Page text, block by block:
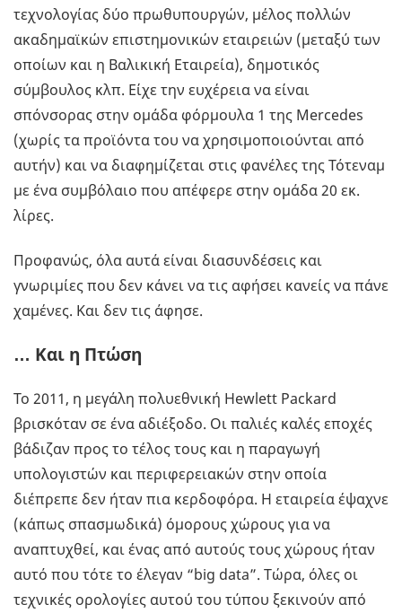
τεχνολογίας δύο πρωθυπουργών, μέλος πολλών
ακαδημαϊκών επιστημονικών εταιρειών (μεταξύ των
οποίων και η Βαλικική Εταιρεία), δημοτικός
σύμβουλος κλπ. Είχε την ευχέρεια να είναι
σπόνσορας στην ομάδα φόρμουλα 1 της Mercedes
(χωρίς τα προϊόντα του να χρησιμοποιούνται από
αυτήν) και να διαφημίζεται στις φανέλες της Τότεναμ
με ένα συμβόλαιο που απέφερε στην ομάδα 20 εκ.
λίρες.
Προφανώς, όλα αυτά είναι διασυνδέσεις και
γνωριμίες που δεν κάνει να τις αφήσει κανείς να πάνε
χαμένες. Και δεν τις άφησε.
… Και η Πτώση
Το 2011, η μεγάλη πολυεθνική Hewlett Packard
βρισκόταν σε ένα αδιέξοδο. Οι παλιές καλές εποχές
βάδιζαν προς το τέλος τους και η παραγωγή
υπολογιστών και περιφερειακών στην οποία
διέπρεπε δεν ήταν πια κερδοφόρα. Η εταιρεία έψαχνε
(κάπως σπασμωδικά) όμορους χώρους για να
αναπτυχθεί, και ένας από αυτούς τους χώρους ήταν
αυτό που τότε το έλεγαν “big data”. Τώρα, όλες οι
τεχνικές ορολογίες αυτού του τύπου ξεκινούν από